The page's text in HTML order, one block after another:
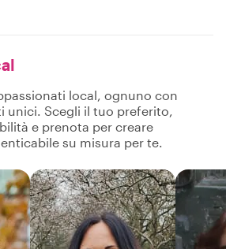
local, ognuno con
unici. Scegli il tuo preferito,
e prenota per creare
su misura per te.